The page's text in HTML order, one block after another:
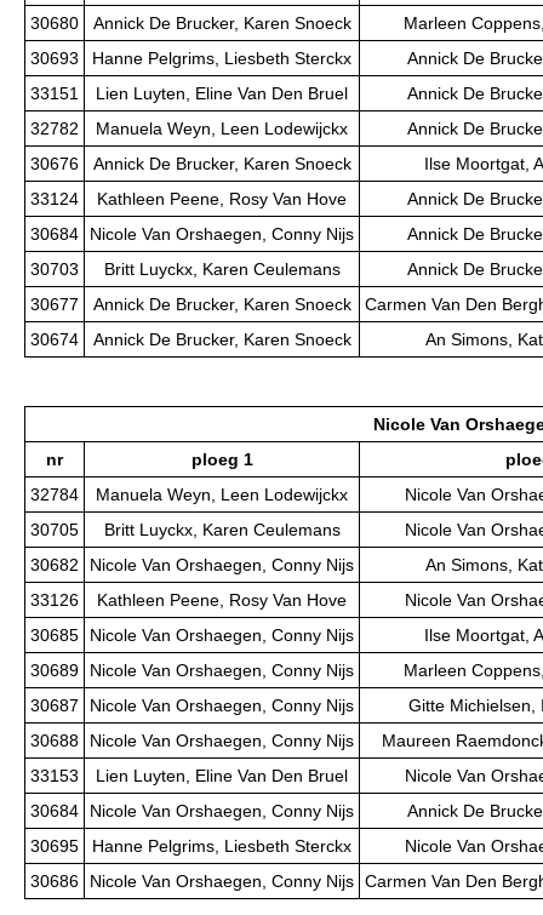
30680 Annick De Brucker, Karen Snoeck
Marleen
30693
Hanne Pelgrims, Liesbeth Sterckx
Annick De
33151
Lien Luyten, Eline Van Den Bruel
Annick De
32782
Manuela Weyn, Leen Lodewijckx
Annick De
30676
Annick De Brucker, Karen Snoeck
Ilse Moortgat,
33124
Kathleen Peene, Rosy Van Hove
Annick De
30684
Nicole Van Orshaegen, Conny Nijs
Annick De
30703
Britt Luyckx, Karen Ceulemans
Annick De
30677
Annick De Brucker, Karen Snoeck
Carmen Van Den
30674
Annick De Brucker, Karen Snoeck An Simons,
Nicole Van
nr
ploeg 1
32784
Manuela Weyn, Leen Lodewijckx
Nicole Van
30705
Britt Luyckx, Karen Ceulemans
Nicole Van
30682
Nicole Van Orshaegen, Conny Nijs
An Simons,
33126
Kathleen Peene, Rosy Van Hove
Nicole Van
30685
Nicole Van Orshaegen, Conny Nijs
Ilse Moortgat,
30689
Nicole Van Orshaegen, Conny Nijs
Marleen
30687
Nicole Van Orshaegen, Conny Nijs
Gitte Michielsen,
30688
Nicole Van Orshaegen, Conny Nijs
Maureen
33153
Lien Luyten, Eline Van Den Bruel
Nicole Van
30684
Nicole Van Orshaegen, Conny Nijs
Annick De
30695
Hanne Pelgrims, Liesbeth Sterckx
Nicole Van
30686
Nicole Van Orshaegen, Conny Nijs Carmen Van Den